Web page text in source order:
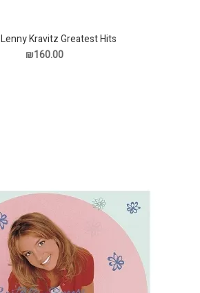
Lenny Kravitz Greatest Hits תקליט
₪160.00